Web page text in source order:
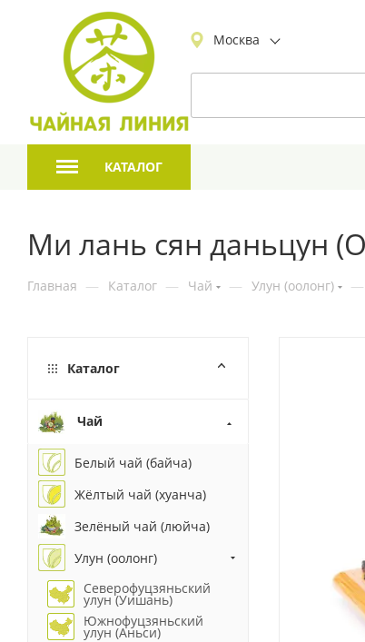
Москва
КАТАЛОГ
Ми лань сян даньцун
Главная — Каталог — Чай — Улун (оолонг) —
Каталог
Чай
Белый чай (байча)
Жёлтый чай (хуанча)
Зелёный чай (люйча)
Улун (оолонг)
Северофуцзяньский
улун (Уишань)
Южнофуцзяньский
улун (Аньси)